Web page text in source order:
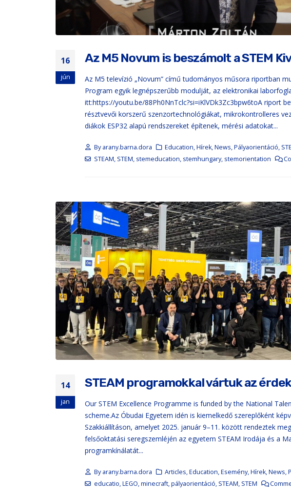
16
jún
Az M5 Novum is beszámolt a STEM
Az M5 televízió „Novum” című tudományos műsora riportban
Program egyik legnépszerűbb modulját, az elektronikai
itt:https://youtu.be/88Ph0NnTclc?si=iKlVDk3Zc3bpw6toA riport
résztvevői korszerű szenzortechnológiákat, mikrokontrolleres
diákok ESP32 alapú rendszereket építenek, mérési adatokat...
Byarany.barna.dora Education,Hírek,News,Pályaorientáció,
STEAM, STEM, stemeducation, stemhungary, stemorientation
14
jan
STEAM programokkal vártuk az
Our STEM Excellence Programme is funded by the National
scheme.Az Óbudai Egyetem idén is kiemelkedő szereplőként
Szakkiállításon, amelyet 2025. január 9–11. között rendeztek
felsőoktatási seregszemléjén az egyetem STEAM Irodája és a
programkínálatát...
Byarany.barna.dora Articles,Education,Esemény,Hírek,News,
educatio,LEGO,minecraft,pályaorientáció, STEAM, STEM